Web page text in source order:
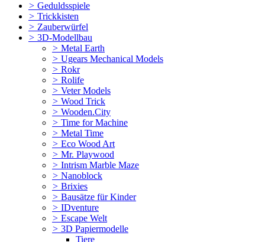
> Geduldsspiele
> Trickkisten
> Zauberwürfel
> 3D-Modellbau
> Metal Earth
> Ugears Mechanical Models
> Rokr
> Rolife
> Veter Models
> Wood Trick
> Wooden.City
> Time for Machine
> Metal Time
> Eco Wood Art
> Mr. Playwood
> Intrism Marble Maze
> Nanoblock
> Brixies
> Bausätze für Kinder
> IDventure
> Escape Welt
> 3D Papiermodelle
Tiere